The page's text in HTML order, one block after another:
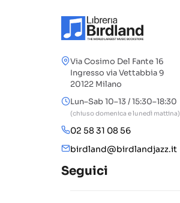
Via Cosimo Del Fante 16
Ingresso via Vettabbia 9
20122 Milano
Lun–Sab 10–13 / 15:30–18:30
(chiuso domenica e lunedì mattina)
02 58 31 08 56
birdland@birdlandjazz.it
Seguici